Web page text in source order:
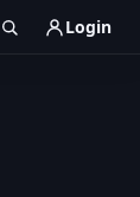
Login